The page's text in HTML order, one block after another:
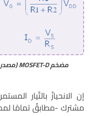
مضخم MOSFET-D (مصدر الصورة: موقع electronics-tutorials)